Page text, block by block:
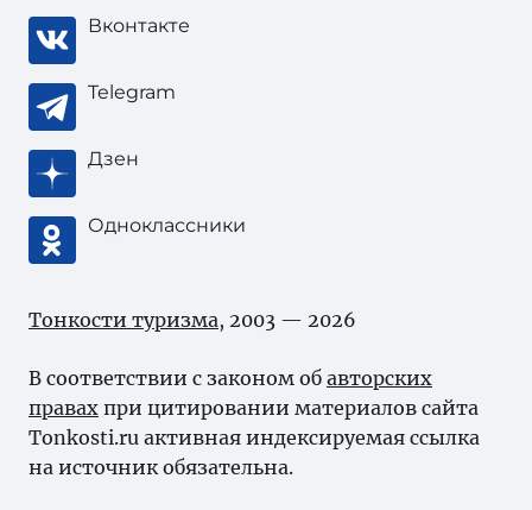
Вконтакте
Telegram
Дзен
Одноклассники
Тонкости туризма, 2003 — 2026
В соответствии с законом об авторских
правах при цитировании материалов сайта
Tonkosti.ru активная индексируемая ссылка
на источник обязательна.